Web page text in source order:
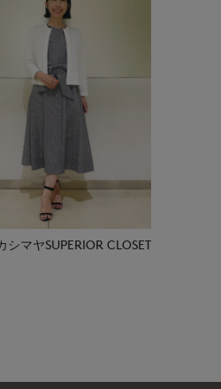
シマヤSUPERIOR CLOSET